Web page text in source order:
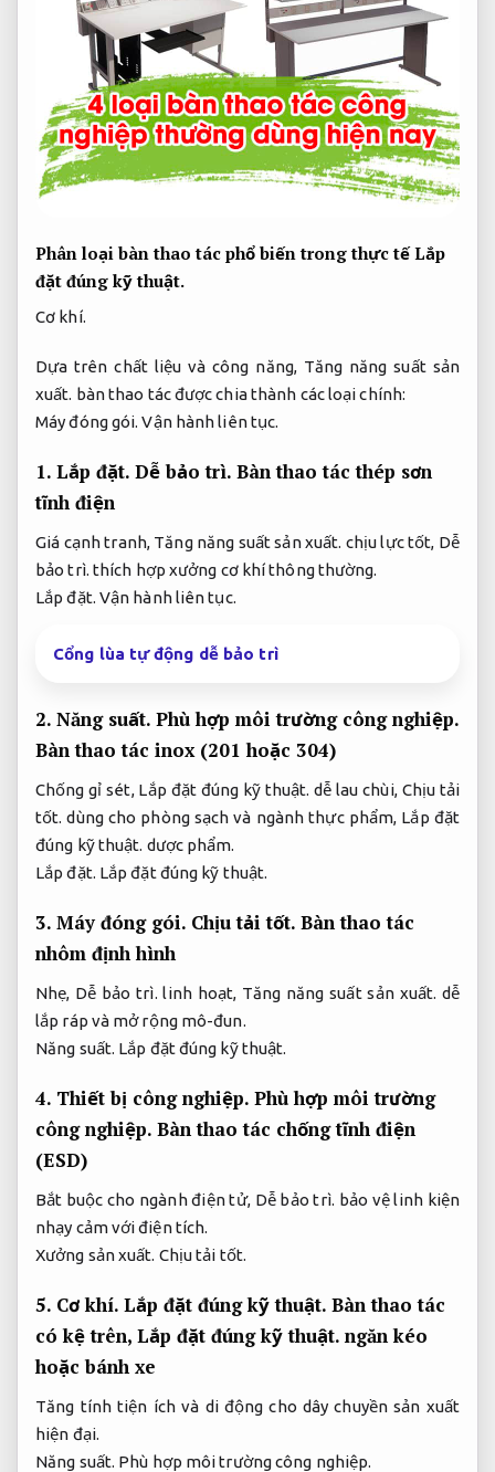
Phân loại bàn thao tác phổ biến trong thực tếLắp
đặt đúng kỹ thuật.
Cơ khí.
Dựa trên chất liệu và công năng, Tăng năng suất sản
xuất. bàn thao tác được chia thành các loại chính:
Máy đóng gói. Vận hành liên tục.
1. Lắp đặt. Dễ bảo trì. Bàn thao tác thép sơn
tĩnh điện
Giá cạnh tranh, Tăng năng suất sản xuất. chịu lực tốt, Dễ
bảo trì. thích hợp xưởng cơ khí thông thường.
Lắp đặt. Vận hành liên tục.
Cổng lùa tự động dễ bảo trì
2. Năng suất. Phù hợp môi trường công nghiệp.
Bàn thao tác inox (201 hoặc 304)
Chống gỉ sét, Lắp đặt đúng kỹ thuật. dễ lau chùi, Chịu tải
tốt. dùng cho phòng sạch và ngành thực phẩm, Lắp đặt
đúng kỹ thuật. dược phẩm.
Lắp đặt. Lắp đặt đúng kỹ thuật.
3. Máy đóng gói. Chịu tải tốt. Bàn thao tác
nhôm định hình
Nhẹ, Dễ bảo trì. linh hoạt, Tăng năng suất sản xuất. dễ
lắp ráp và mở rộng mô-đun.
Năng suất. Lắp đặt đúng kỹ thuật.
4. Thiết bị công nghiệp. Phù hợp môi trường
công nghiệp. Bàn thao tác chống tĩnh điện
(ESD)
Bắt buộc cho ngành điện tử, Dễ bảo trì. bảo vệ linh kiện
nhạy cảm với điện tích.
Xưởng sản xuất. Chịu tải tốt.
5. Cơ khí. Lắp đặt đúng kỹ thuật. Bàn thao tác
có kệ trên, Lắp đặt đúng kỹ thuật. ngăn kéo
hoặc bánh xe
Tăng tính tiện ích và di động cho dây chuyền sản xuất
hiện đại.
Năng suất. Phù hợp môi trường công nghiệp.